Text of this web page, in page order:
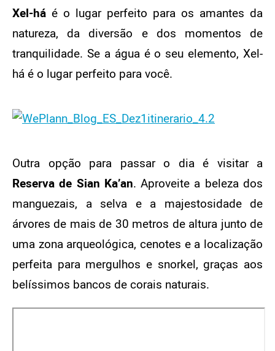
Xel-há é o lugar perfeito para os amantes da
natureza, da diversão e dos momentos de
tranquilidade. Se a água é o seu elemento, Xel-
há é o lugar perfeito para você.
Outra opção para passar o dia é visitar a
Reserva de Sian Ka’an. Aproveite a beleza dos
manguezais, a selva e a majestosidade de
árvores de mais de 30 metros de altura junto de
uma zona arqueológica, cenotes e a localização
perfeita para mergulhos e snorkel, graças aos
belíssimos bancos de corais naturais.